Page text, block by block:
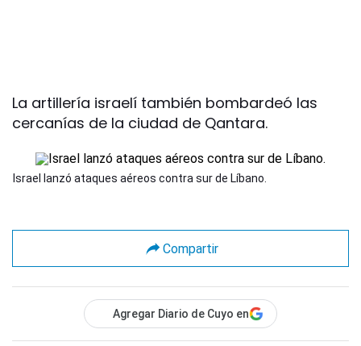
La artillería israelí también bombardeó las
cercanías de la ciudad de Qantara.
Israel lanzó ataques aéreos contra sur de Líbano.
Compartir
Agregar Diario de Cuyo en